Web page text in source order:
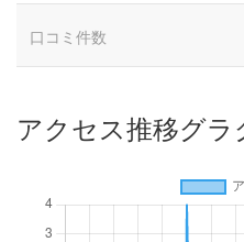
口コミ件数
アクセス推移グラ